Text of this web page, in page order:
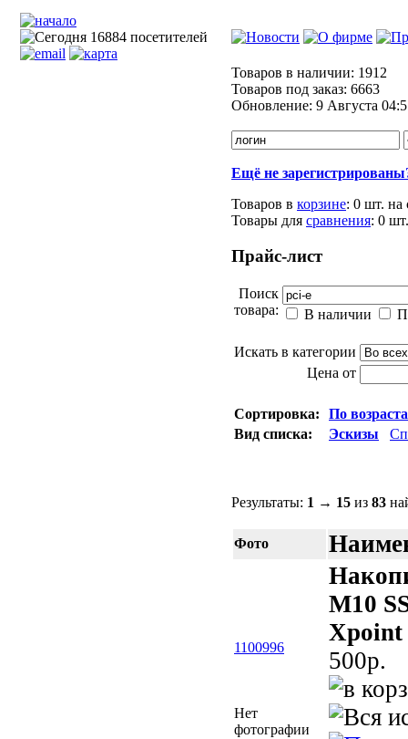
Товаров в наличии: 1912
Товаров под заказ: 6663
Обновление: 9 Августа
Ещё не
Товаров в корзине: 0 шт. на
Товары для сравнения: 0 шт.
Прайс-лист
Поиск
товара:
В наличии
Искать в категории
Цена от
Сортировка:
По
Вид списка:
Эскизы
Результаты: 1 → 15 из 83
Фото
1100996
Нет
фотографии
M10
Xpoint
500p.